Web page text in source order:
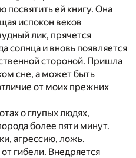
ей книгу. Она
испокон веков
лик, прячется
солнца и вновь появляется
стороной. Пришла
сне, а может быть
от моих прежних
о глупых людях,
более пяти минут.
агрессию, ложь.
гибели. Внедряется